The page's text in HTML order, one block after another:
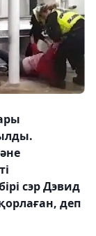
сэр Дэвид
деп